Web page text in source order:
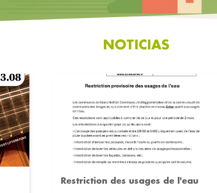
NOTICIAS
Restriction des usages de l'eau